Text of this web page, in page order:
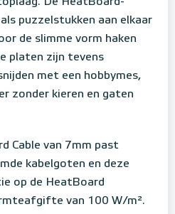
puzzelstukken aan elkaar
de slimme vorm haken
platen zijn tevens
met een hobbymes,
zonder kieren en gaten
Cable van 7mm past
kabelgoten en deze
op de HeatBoard
van 100 W/m².